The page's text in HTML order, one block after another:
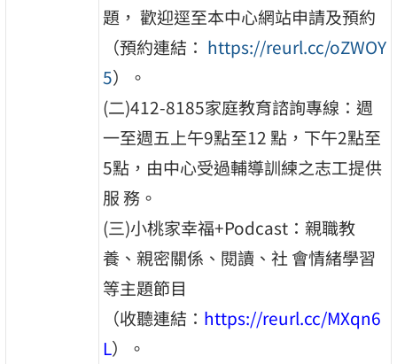
題， 歡迎逕至本中心網站申請及預約
（預約連結： https://reurl.cc/oZWOY
5）。
(二)412-8185家庭教育諮詢專線：週
一至週五上午9點至12 點，下午2點至
5點，由中心受過輔導訓練之志工提供
服 務。
(三)小桃家幸福+Podcast：親職教
養、親密關係、閱讀、社 會情緒學習
等主題節目
（收聽連結： https://reurl.cc/MXqn6
L）。